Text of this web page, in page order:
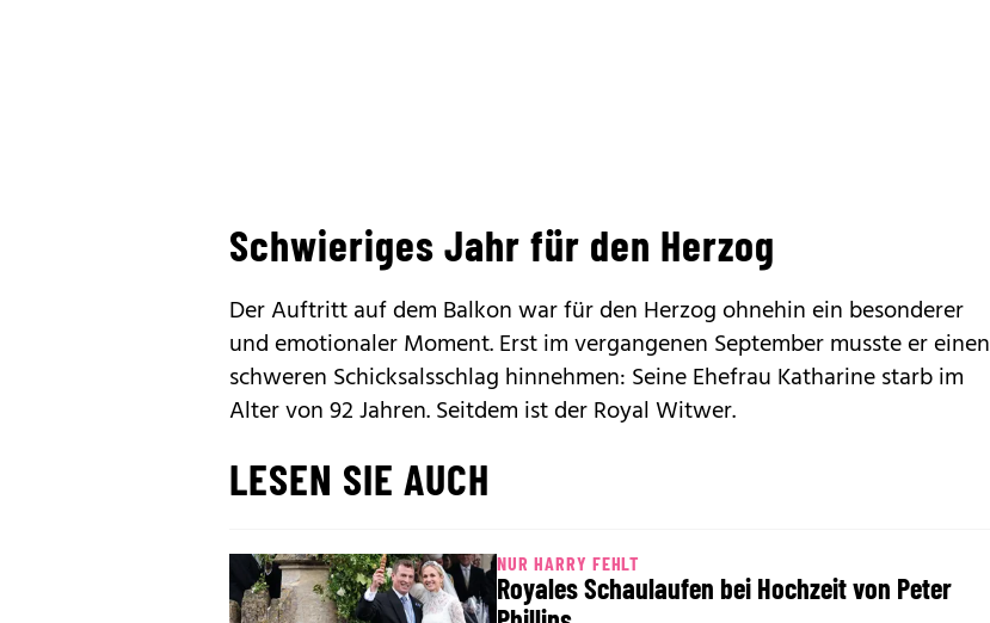
Schwieriges Jahr für den Herzog
Der Auftritt auf dem Balkon war für den Herzog ohnehin ein besonderer
und emotionaler Moment. Erst im vergangenen September musste er einen
schweren Schicksalsschlag hinnehmen: Seine Ehefrau Katharine starb im
Alter von 92 Jahren. Seitdem ist der Royal Witwer.
LESEN SIE AUCH
NUR HARRY FEHLT
Royales Schaulaufen bei Hochzeit von Peter